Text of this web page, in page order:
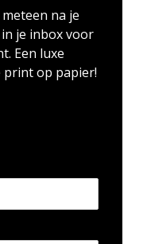
na je
je inbox voor
Een luxe
print op papier!